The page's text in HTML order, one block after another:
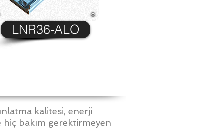
LNR36-ALO
kalitesi, enerji
hiç bakım gerektirmeyen